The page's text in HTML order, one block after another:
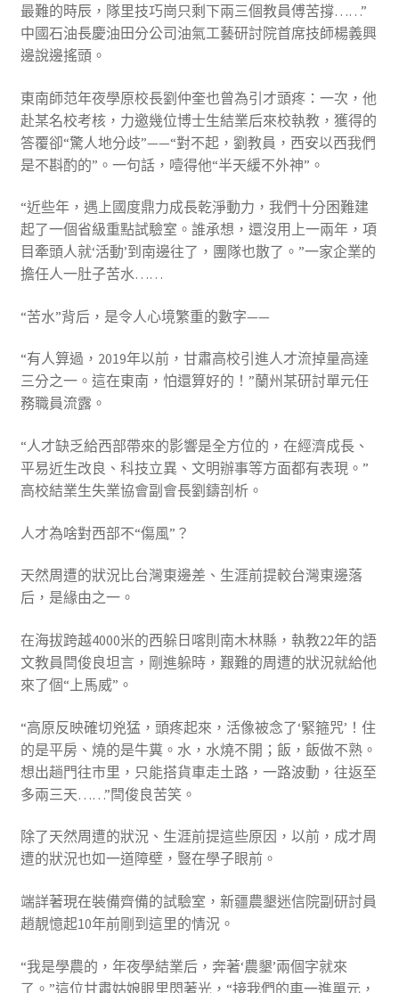
最難的時辰，隊里技巧崗只剩下兩三個教員傅苦撐……”
中國石油長慶油田分公司油氣工藝研討院首席技師楊義興
邊說邊搖頭。
東南師范年夜學原校長劉仲奎也曾為引才頭疼：一次，他
赴某名校考核，力邀幾位博士生結業后來校執教，獲得的
答覆卻“驚人地分歧”——“對不起，劉教員，西安以西我們
是不斟酌的”。一句話，噎得他“半天緩不外神”。
“近些年，遇上國度鼎力成長乾淨動力，我們十分困難建
起了一個省級重點試驗室。誰承想，還沒用上一兩年，項
目牽頭人就‘活動’到南邊往了，團隊也散了。”一家企業的
擔任人一肚子苦水……
“苦水”背后，是令人心境繁重的數字——
“有人算過，2019年以前，甘肅高校引進人才流掉量高達
三分之一。這在東南，怕還算好的！”蘭州某研討單元任
務職員流露。
“人才缺乏給西部帶來的影響是全方位的，在經濟成長、
平易近生改良、科技立異、文明辦事等方面都有表現。”
高校結業生失業協會副會長劉鑄剖析。
人才為啥對西部不“傷風”？
天然周遭的狀況比台灣東邊差、生涯前提較台灣東邊落
后，是緣由之一。
在海拔跨越4000米的西躲日喀則南木林縣，執教22年的語
文教員閆俊良坦言，剛進躲時，艱難的周遭的狀況就給他
來了個“上馬威”。
“高原反映確切兇猛，頭疼起來，活像被念了‘緊箍咒’！住
的是平房、燒的是牛糞。水，水燒不開；飯，飯做不熟。
想出趟門往市里，只能搭貨車走土路，一路波動，往返至
多兩三天……”閆俊良苦笑。
除了天然周遭的狀況、生涯前提這些原因，以前，成才周
遭的狀況也如一道障壁，豎在學子眼前。
端詳著現在裝備齊備的試驗室，新疆農墾迷信院副研討員
趙靚憶起10年前剛到這里的情況。
“我是學農的，年夜學結業后，奔著‘農墾’兩個字就來
了。”這位甘肅姑娘眼里閃著光，“接我們的車一進單元，